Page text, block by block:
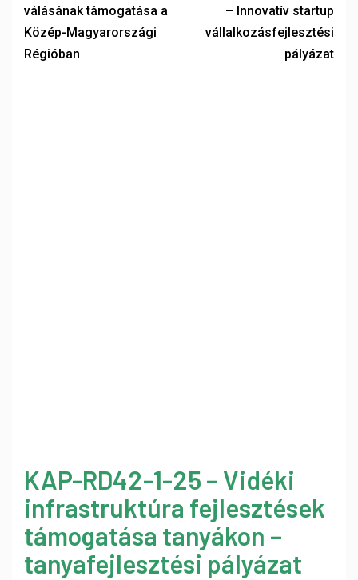
válásának támogatása a
Közép-Magyarországi
Régióban
– Innovatív startup
vállalkozásfejlesztési
pályázat
KAP-RD42-1-25 – Vidéki
infrastruktúra fejlesztések
támogatása tanyákon –
tanyafejlesztési pályázat